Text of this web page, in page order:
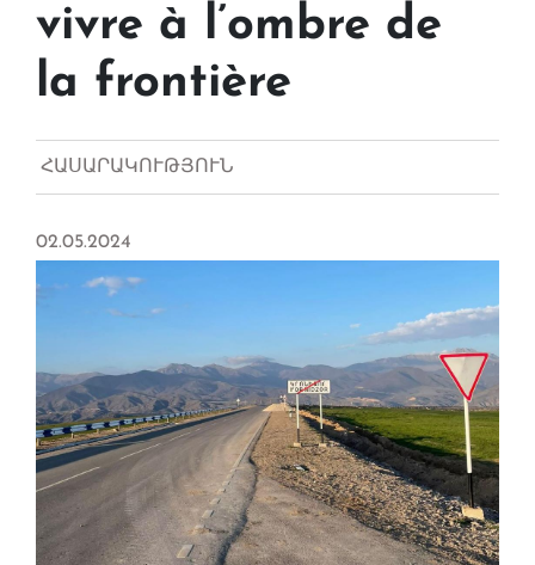
vivre à l’ombre de
la frontière
ՀԱՍԱՐԱԿՈՒԹՅՈՒՆ
02.05.2024